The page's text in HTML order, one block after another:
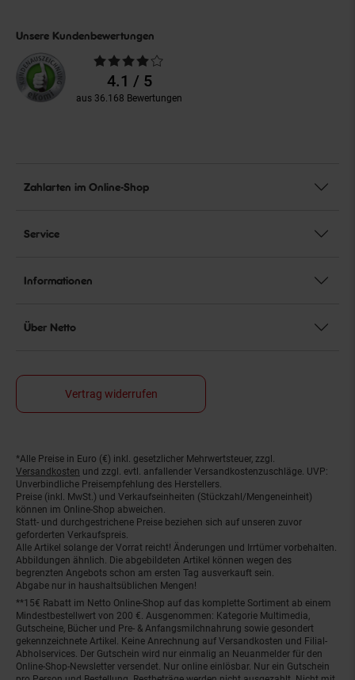
Unsere Kundenbewertungen
Durchschnittliche
Bewertungen4.1 / 5
aus 36.168 Bewertungen
Zahlarten im Online-Shop
Service
Informationen
Über Netto
Vertrag widerrufen
Fußnoten
*Alle Preise in Euro (€) inkl. gesetzlicher Mehrwertsteuer, zzgl.
Versandkosten und zzgl. evtl. anfallender Versandkostenzuschläge. UVP:
Unverbindliche Preisempfehlung des Herstellers.
Preise (inkl. MwSt.) und Verkaufseinheiten (Stückzahl/Mengeneinheit)
können im Online-Shop abweichen.
Statt- und durchgestrichene Preise beziehen sich auf unseren zuvor
geforderten Verkaufspreis.
Alle Artikel solange der Vorrat reicht! Änderungen und Irrtümer vorbehalten.
Abbildungen ähnlich. Die abgebildeten Artikel können wegen des
begrenzten Angebots schon am ersten Tag ausverkauft sein.
Abgabe nur in haushaltsüblichen Mengen!
**15€ Rabatt im Netto Online-Shop auf das komplette Sortiment ab einem
Mindestbestellwert von 200 €. Ausgenommen: Kategorie Multimedia,
Gutscheine, Bücher und Pre- & Anfangsmilchnahrung sowie gesondert
gekennzeichnete Artikel. Keine Anrechnung auf Versandkosten und Filial-
Abholservices. Der Gutschein wird nur einmalig an Neuanmelder für den
Online-Shop-Newsletter versendet. Nur online einlösbar. Nur ein Gutschein